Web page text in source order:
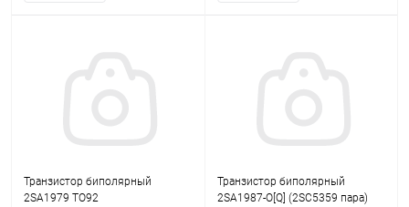
Транзистор биполярный
2SA1979 TO92
Транзистор биполярный
2SA1987-O[Q] (2SC5359 пара)